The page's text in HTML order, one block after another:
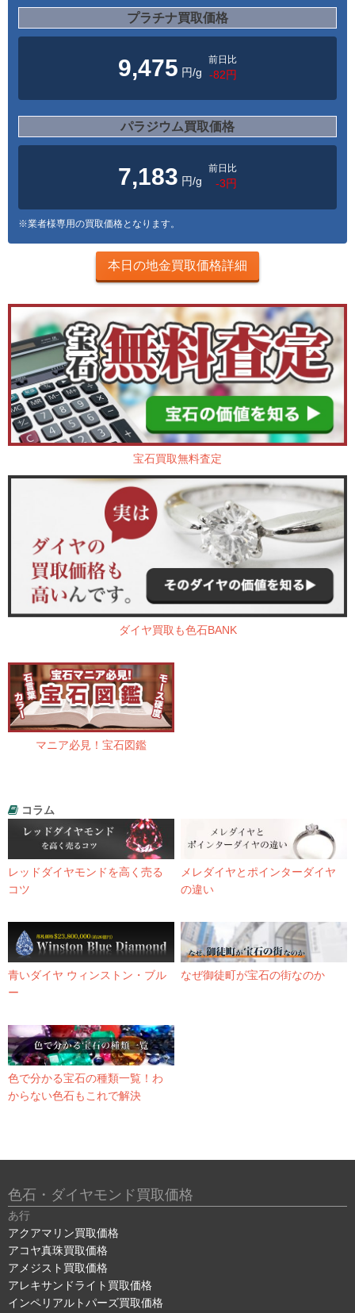
プラチナ買取価格
9,475 円/g
前日比
-82円
パラジウム買取価格
7,183 円/g
前日比
-3円
※業者様専用の買取価格となります。
本日の地金買取価格詳細
宝石買取無料査定
ダイヤ買取も色石BANK
マニア必見！宝石図鑑
コラム
レッドダイヤモンドを高く売る
コツ
メレダイヤとポインターダイヤ
の違い
青いダイヤ ウィンストン・ブル
ー
なぜ御徒町が宝石の街なのか
色で分かる宝石の種類一覧！わ
からない色石もこれで解決
色石・ダイヤモンド買取価格
あ行
アクアマリン買取価格
アコヤ真珠買取価格
アメジスト買取価格
アレキサンドライト買取価格
インペリアルトパーズ買取価格